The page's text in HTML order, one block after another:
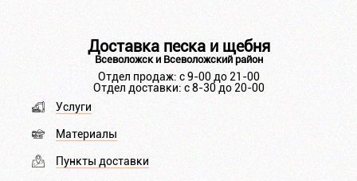
Доставка песка и щебня
Всеволожск и Всеволожский район
Отдел продаж: с 9-00 до 21-00
Отдел доставки: с 8-30 до 20-00
Услуги
Материалы
Пункты доставки